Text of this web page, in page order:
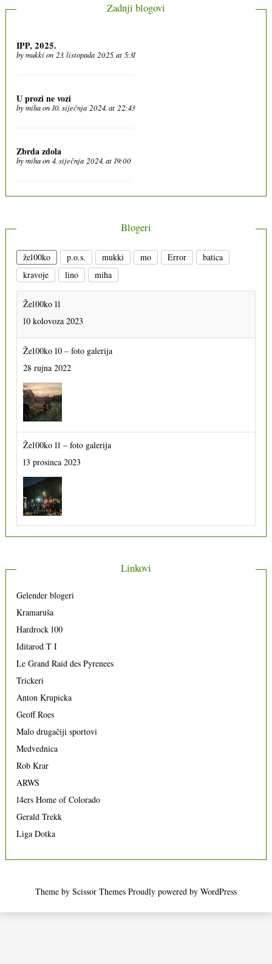
Zadnji blogovi
IPP, 2025.
bymukkion 23. listopada 2025. at 5:31
U prozi ne vozi
bymihaon 10. siječnja 2024. at 22:43
Zbrda zdola
bymihaon 4. siječnja 2024. at 19:00
Blogeri
že100ko p.o.s. mukki mo Error
batica
kravoje
lino miha
Že100ko 11
10 kolovoza 2023
Že100ko 10 – foto galerija
28 rujna 2022
Že100ko 11 – foto galerija
13 prosinca 2023
Linkovi
Gelender blogeri
Kramaruša
Hardrock 100
Iditarod T I
Le Grand Raid des Pyrenees
Trickeri
Anton Krupicka
Geoff Roes
Malo drugačiji sportovi
Medvednica
Rob Krar
ARWS
14ers Home of Colorado
Gerald Trekk
Liga Dotka
Theme by Scissor Themes Proudly powered by WordPress